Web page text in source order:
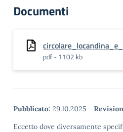
Documenti
pdf - 1102 kb
Pubblicato: 29.10.2025 -
Eccetto dove diversamente